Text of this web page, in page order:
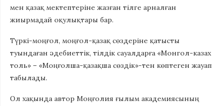
мен қазақ мектептеріне жазған тілге арналған
жиырмадай оқулықтары бар.
Түркі-моңғол, моңғол-қазақ сөздеріне қатысты
туындаған әдебиеттік, тілдік сауалдарға «Монгол-казах
толь» – «Моңғолша-қазақша сөздік»-тен көптеген жауап
табылады.
Ол хақында автор Моңғолия ғылым академиясының